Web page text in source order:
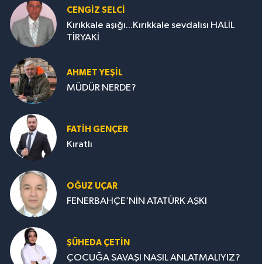
CENGİZ SELCİ
Kırıkkale aşığı...Kırıkkale sevdalısı HALİL
TİRYAKİ
AHMET YEŞİL
MÜDÜR NERDE?
FATIH GENÇER
Kıratlı
OĞUZ UÇAR
FENERBAHÇE’NİN ATATÜRK AŞKI
ŞÜHEDA ÇETİN
ÇOCUĞA SAVAŞI NASIL ANLATMALIYIZ?